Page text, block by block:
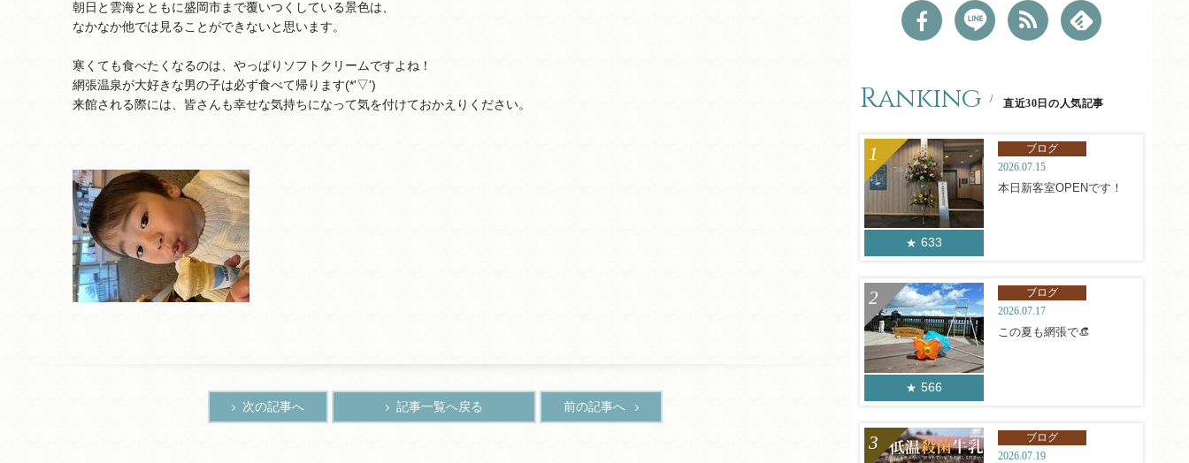
朝日と雲海とともに盛岡市まで覆いつくしている景色は、
なかなか他では見ることができないと思います。
寒くても食べたくなるのは、やっぱりソフトクリームですよね！
網張温泉が大好きな男の子は必ず食べて帰ります(*'▽')
来館される際には、皆さんも幸せな気持ちになって気を付けておかえりください。
次の記事へ 記事一覧へ戻る 前の記事へ
Ranking 直近30日の人気記事
633
ブログ
2026.07.15
本日新客室OPENです！
566
ブログ
2026.07.17
この夏も網張で👒
ブログ
2026.07.19